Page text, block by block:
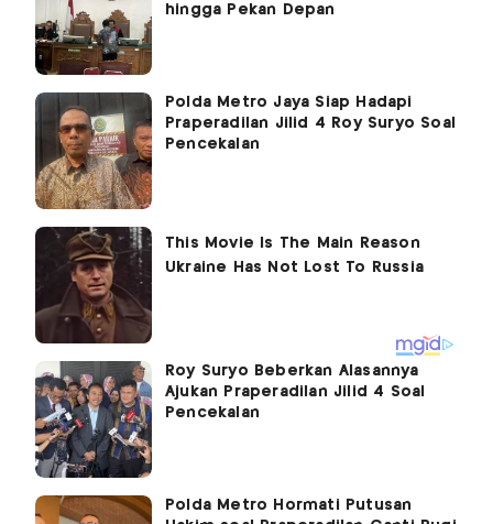
hingga Pekan Depan
Polda Metro Jaya Siap Hadapi
Praperadilan Jilid 4 Roy Suryo Soal
Pencekalan
Roy Suryo Beberkan Alasannya
Ajukan Praperadilan Jilid 4 Soal
Pencekalan
Polda Metro Hormati Putusan